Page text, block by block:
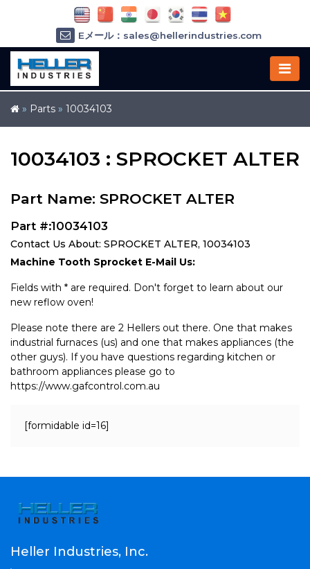
» Parts » 10034103
10034103 : SPROCKET ALTER
Part Name: SPROCKET ALTER
Part #:10034103
Contact Us About: SPROCKET ALTER, 10034103
Machine Tooth Sprocket E-Mail Us:
Fields with * are required. Don't forget to learn about our
new reflow oven!
Please note there are 2 Hellers out there. One that makes
industrial furnaces (us) and one that makes appliances (the
other guys). If you have questions regarding kitchen or
bathroom appliances please go to
https://www.gafcontrol.com.au
[formidable id=16]
Eメール：sales@hellerindustries.com
Eメール：service@hellerindustries.com
Heller Industries, Inc.